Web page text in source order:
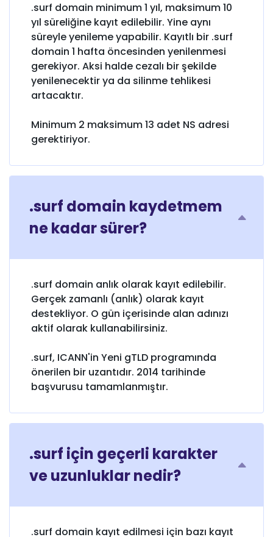
.surf domain minimum 1 yıl, maksimum 10
yıl süreliğine kayıt edilebilir. Yine aynı
süreyle yenileme yapabilir. Kayıtlı bir .surf
domain 1 hafta öncesinden yenilenmesi
gerekiyor. Aksi halde cezalı bir şekilde
yenilenecektir ya da silinme tehlikesi
artacaktır.
Minimum 2 maksimum 13 adet NS adresi
gerektiriyor.
.surf domain kaydetmem
ne kadar sürer?
.surf domain anlık olarak kayıt edilebilir.
Gerçek zamanlı (anlık) olarak kayıt
destekliyor. O gün içerisinde alan adınızı
aktif olarak kullanabilirsiniz.
.surf, ICANN'in Yeni gTLD programında
önerilen bir uzantıdır. 2014 tarihinde
başvurusu tamamlanmıştır.
.surf için geçerli karakter
ve uzunluklar nedir?
.surf domain kayıt edilmesi için bazı kayıt